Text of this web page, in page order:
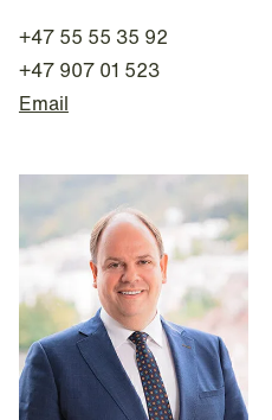
+47 55 55 35 92
+47 907 01 523
Email